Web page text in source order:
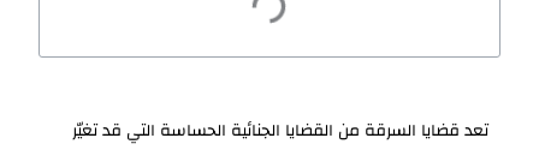
تعد قضايا السرقة من القضايا الجنائية الحساسة التي قد تغيّر